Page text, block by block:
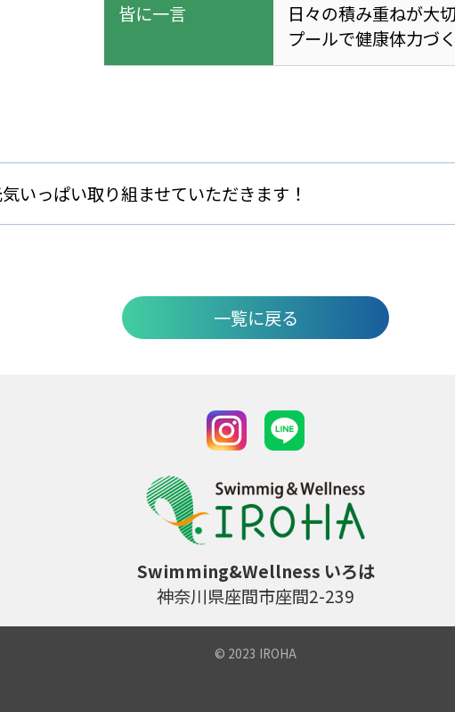
皆に一言
日々の積み重ねが大
プールで健康体力づ
いっぱい取り組ませていただきます！
一覧に戻る
Swimming&Wellness いろは
神奈川県座間市座間2-239
© 2023 IROHA